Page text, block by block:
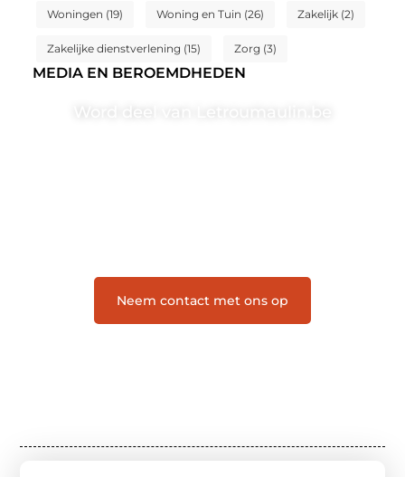
Woningen (19) Woning en Tuin (26) Zakelijk(2)
Zakelijke dienstverlening (15) Zorg (3)
MEDIA EN BEROEMDHEDEN
Neem contact met ons op